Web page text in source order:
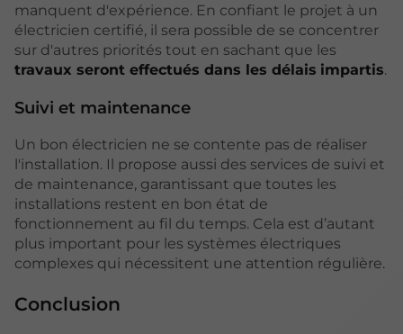
manquent d'expérience. En confiant le projet à un
électricien certifié, il sera possible de se concentrer
sur d'autres priorités tout en sachant que les
travaux seront effectués dans les délais impartis.
Suivi et maintenance
Un bon électricien ne se contente pas de réaliser
l'installation. Il propose aussi des services de suivi et
de maintenance, garantissant que toutes les
installations restent en bon état de
fonctionnement au fil du temps. Cela est d’autant
plus important pour les systèmes électriques
complexes qui nécessitent une attention régulière.
Conclusion